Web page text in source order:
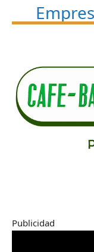
Publicidad